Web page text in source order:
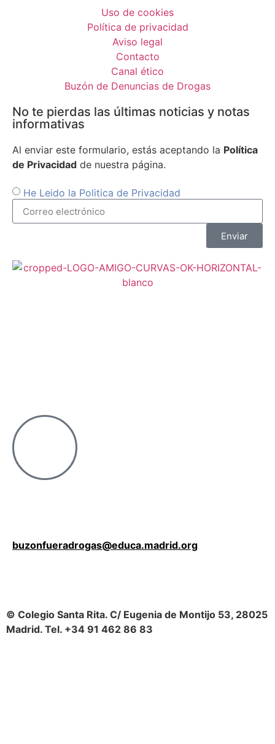
Uso de cookies
Política de privacidad
Aviso legal
Contacto
Canal ético
Buzón de Denuncias de Drogas
No te pierdas las últimas noticias y notas
informativas
Al enviar este formulario, estás aceptando la Política
de Privacidad de nuestra página.
He Leido la Politica de Privacidad
Enviar
buzonfueradrogas@educa.madrid.org
© Colegio Santa Rita. C/ Eugenia de Montijo 53, 28025
Madrid. Tel. +34 91 462 86 83